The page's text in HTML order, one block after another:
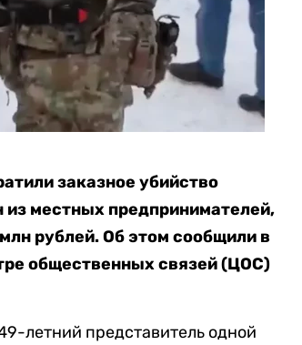
заказное убийство
из местных предпринимателей,
рублей. Об этом сообщили в
общественных связей (ЦОС)
летний представитель одной